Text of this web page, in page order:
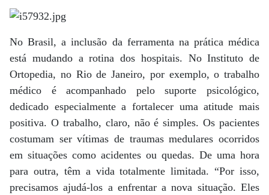
No Brasil, a inclusão da ferramenta na prática médica
está mudando a rotina dos hospitais. No Instituto de
Ortopedia, no Rio de Janeiro, por exemplo, o trabalho
médico é acompanhado pelo suporte psicológico,
dedicado especialmente a fortalecer uma atitude mais
positiva. O trabalho, claro, não é simples. Os pacientes
costumam ser vítimas de traumas medulares ocorridos
em situações como acidentes ou quedas. De uma hora
para outra, têm a vida totalmente limitada. “Por isso,
precisamos ajudá-los a enfrentar a nova situação. Eles